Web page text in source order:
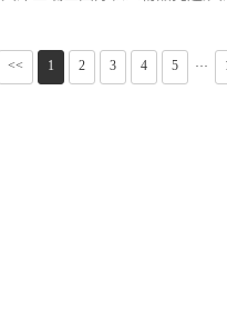
<< 1 2 3 4 5 ···